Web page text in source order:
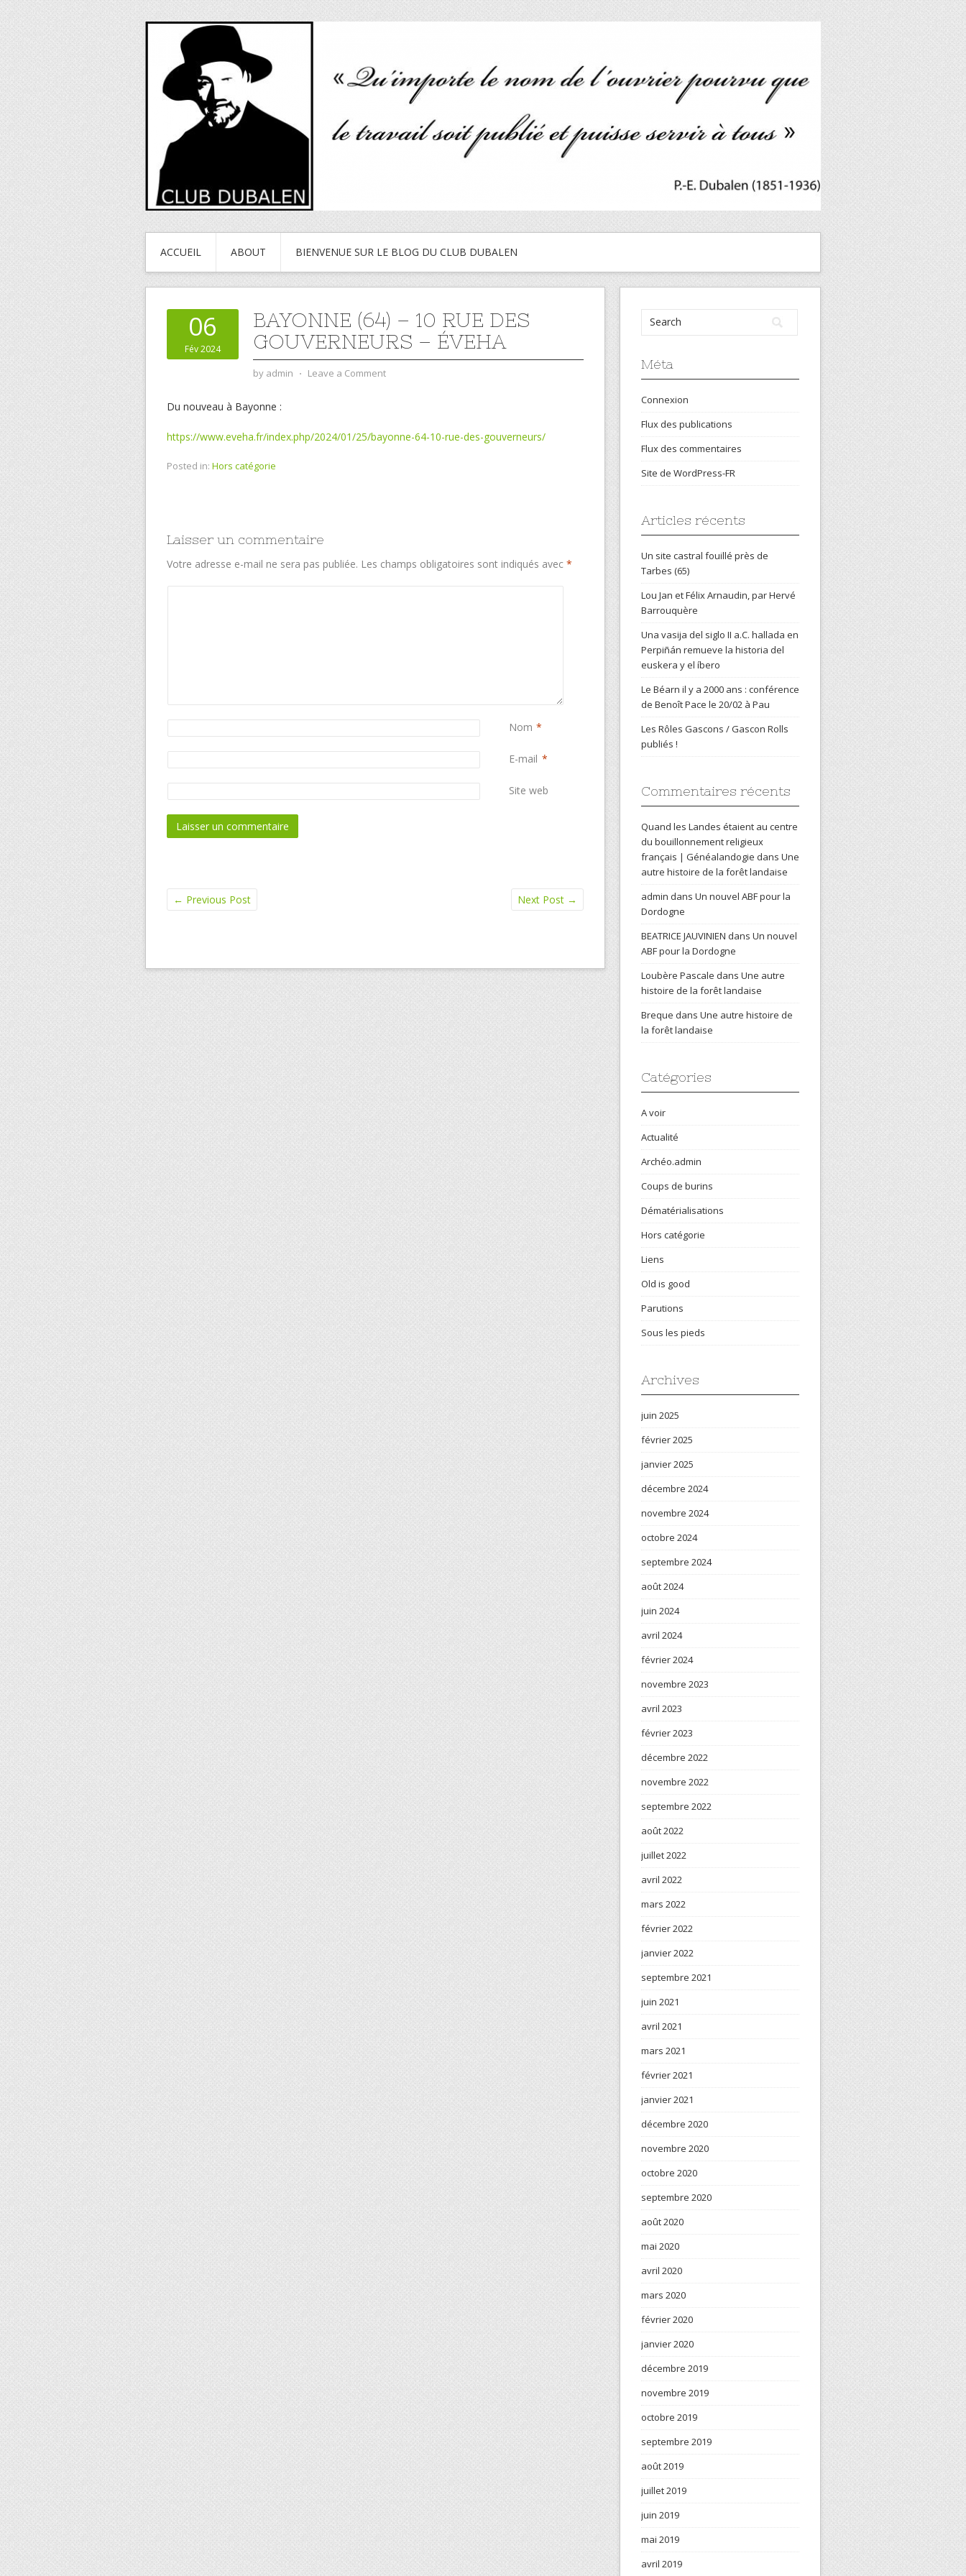
ACCUEIL ABOUT BIENVENUE SUR LE BLOG DU CLUB DUBALEN
06
Fév 2024
BAYONNE (64) – 10 RUE DES
GOUVERNEURS – ÉVEHA
by admin ⋅ Leave a Comment
Du nouveau à Bayonne :
https://www.eveha.fr/index.php/2024/01/25/bayonne-64-10-rue-des-gouverneurs/
Posted in: Hors catégorie
Laisser un commentaire
Votre adresse e-mail ne sera pas publiée. Les champs obligatoires sont indiqués avec *
Nom *
E-mail *
Site web
← Previous Post Next Post →
Méta
Connexion
Flux des publications
Flux des commentaires
Site de WordPress-FR
Articles récents
Un site castral fouillé près de
Tarbes (65)
Lou Jan et Félix Arnaudin, par Hervé
Barrouquère
Una vasija del siglo II a.C. hallada en
Perpiñán remueve la historia del
euskera y el íbero
Le Béarn il y a 2000 ans : conférence
de Benoît Pace le 20/02 à Pau
Les Rôles Gascons / Gascon Rolls
publiés !
Commentaires récents
Quand les Landes étaient au centre
du bouillonnement religieux
français | Généalandogie dans Une
autre histoire de la forêt landaise
admin dans Un nouvel ABF pour la
Dordogne
BEATRICE JAUVINIEN dans Un nouvel
ABF pour la Dordogne
Loubère Pascale dans Une autre
histoire de la forêt landaise
Breque dans Une autre histoire de
la forêt landaise
Catégories
A voir
Actualité
Archéo.admin
Coups de burins
Dématérialisations
Hors catégorie
Liens
Old is good
Parutions
Sous les pieds
Archives
juin 2025
février 2025
janvier 2025
décembre 2024
novembre 2024
octobre 2024
septembre 2024
août 2024
juin 2024
avril 2024
février 2024
novembre 2023
avril 2023
février 2023
décembre 2022
novembre 2022
septembre 2022
août 2022
juillet 2022
avril 2022
mars 2022
février 2022
janvier 2022
septembre 2021
juin 2021
avril 2021
mars 2021
février 2021
janvier 2021
décembre 2020
novembre 2020
octobre 2020
septembre 2020
août 2020
mai 2020
avril 2020
mars 2020
février 2020
janvier 2020
décembre 2019
novembre 2019
octobre 2019
septembre 2019
août 2019
juillet 2019
juin 2019
mai 2019
avril 2019